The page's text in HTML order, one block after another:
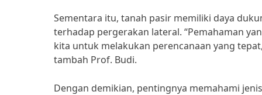
Sementara itu, tanah pasir memiliki daya
terhadap pergerakan lateral. “Pemahaman
kita untuk melakukan perencanaan yang
tambah Prof. Budi.
Dengan demikian, pentingnya memahami